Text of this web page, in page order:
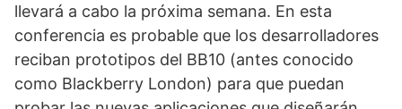
llevará a cabo la próxima semana. En esta
conferencia es probable que los desarrolladores
reciban prototipos del BB10 (antes conocido
como Blackberry London) para que puedan